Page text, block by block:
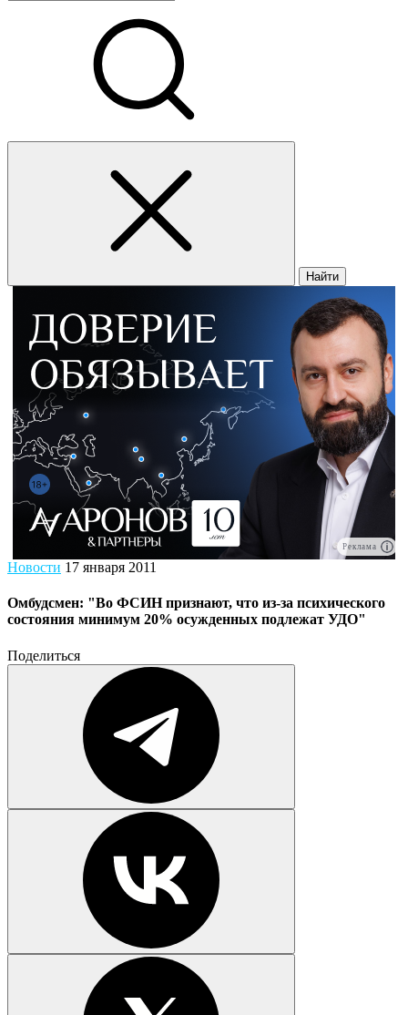
Найти
Реклама
Новости 17 января 2011
Омбудсмен: "Во ФСИН признают, что из-за психического
состояния минимум 20% осужденных подлежат УДО"
Поделиться